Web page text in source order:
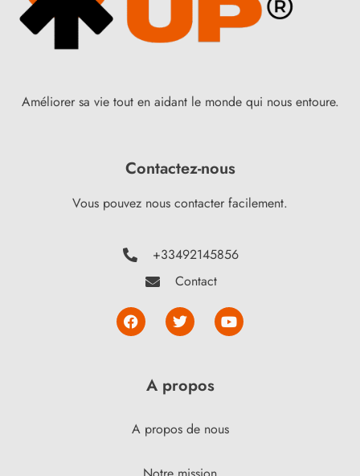
Améliorer sa vie tout en aidant le monde qui nous entoure.
Contactez-nous
Vous pouvez nous contacter facilement.
+33492145856
Contact
A propos
A propos de nous